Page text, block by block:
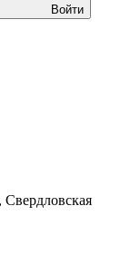
Войти